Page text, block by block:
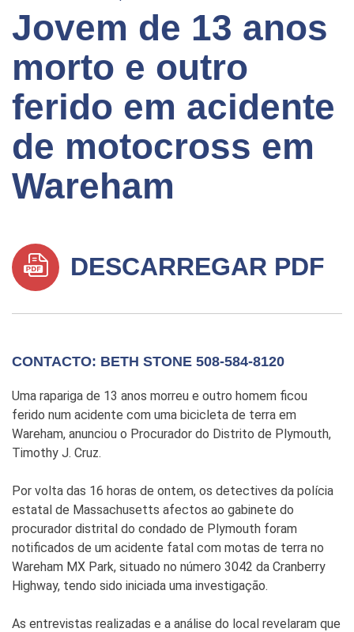
Jovem de 13 anos
morto e outro
ferido em acidente
de motocross em
Wareham
DESCARREGAR PDF
CONTACTO: BETH STONE 508-584-8120
Uma rapariga de 13 anos morreu e outro homem ficou
ferido num acidente com uma bicicleta de terra em
Wareham, anunciou o Procurador do Distrito de Plymouth,
Timothy J. Cruz.
Por volta das 16 horas de ontem, os detectives da polícia
estatal de Massachusetts afectos ao gabinete do
procurador distrital do condado de Plymouth foram
notificados de um acidente fatal com motas de terra no
Wareham MX Park, situado no número 3042 da Cranberry
Highway, tendo sido iniciada uma investigação.
As entrevistas realizadas e a análise do local revelaram que